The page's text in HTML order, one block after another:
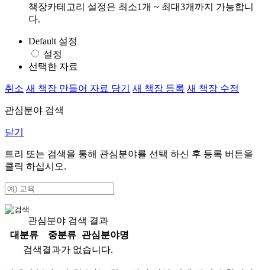
책장카테고리 설정은 최소1개 ~ 최대3개까지 가능합니
다.
Default 설정
설정
선택한 자료
취소 새 책장 만들어 자료 담기 새 책장 등록 새 책장 수정
관심분야 검색
닫기
트리 또는 검색을 통해 관심분야를 선택 하신 후 등록 버튼을
클릭 하십시오.
관심분야 검색 결과
대분류
중분류
관심분야명
검색결과가 없습니다.